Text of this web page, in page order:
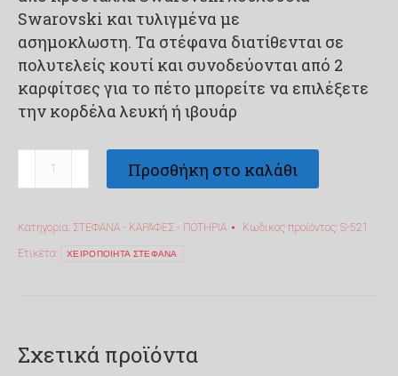
Swarovski και τυλιγμένα με
ασημοκλωστη. Tα στέφανα διατίθενται σε
πολυτελείς κουτί και συνοδεύονται από 2
καρφίτσες για το πέτο μπορείτε να επιλέξετε
την κορδέλα λευκή ή ιβουάρ
S-
521
Προσθήκη στο καλάθι
Κατηγορία: ΣΤΕΦΑΝΑ - ΚΑΡΑΦΕΣ - ΠΟΤΗΡΙΑ Κωδικός προϊόντος: S-521
Ετικέτα: ΧΕΙΡΟΠΟΙΗΤΑ ΣΤΕΦΑΝΑ
Σχετικά προϊόντα